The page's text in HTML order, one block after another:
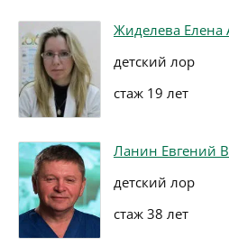
Жиделева Елена
детский лор
стаж 19 лет
Ланин Евгений
детский лор
стаж 38 лет